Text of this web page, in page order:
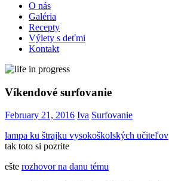
O nás
Galéria
Recepty
Výlety s deťmi
Kontakt
Víkendové surfovanie
February 21, 2016 Iva Surfovanie
lampa ku štrajku vysokoškolských učiteľov
tak toto si pozrite
ešte rozhovor na danu tému